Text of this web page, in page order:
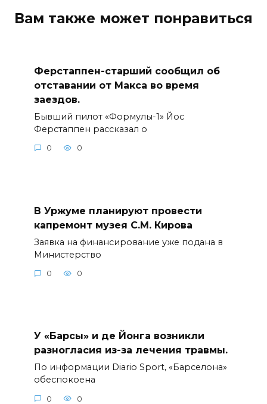
Вам также может понравиться
Ферстаппен-старший сообщил об
отставании от Макса во время
заездов.
Бывший пилот «Формулы-1» Йос
Ферстаппен рассказал о
0 0
В Уржуме планируют провести
капремонт музея С.М. Кирова
Заявка на финансирование уже подана в
Министерство
0 0
У «Барсы» и де Йонга возникли
разногласия из-за лечения травмы.
По информации Diario Sport, «Барселона»
обеспокоена
0 0